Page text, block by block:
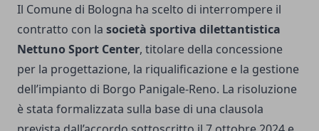
Il Comune di Bologna ha scelto di interrompere il
contratto con la società sportiva dilettantistica
Nettuno Sport Center, titolare della concessione
per la progettazione, la riqualificazione e la gestione
dell’impianto di Borgo Panigale-Reno. La risoluzione
è stata formalizzata sulla base di una clausola